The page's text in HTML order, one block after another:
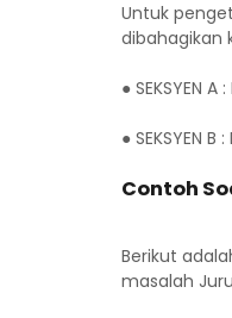
Untuk
dibahagikan
● SEKSYEN A
● SEKSYEN B
Contoh
Berikut
masalah